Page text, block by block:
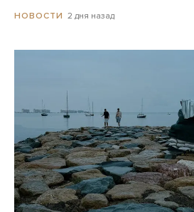
НОВОСТИ 2 дня назад